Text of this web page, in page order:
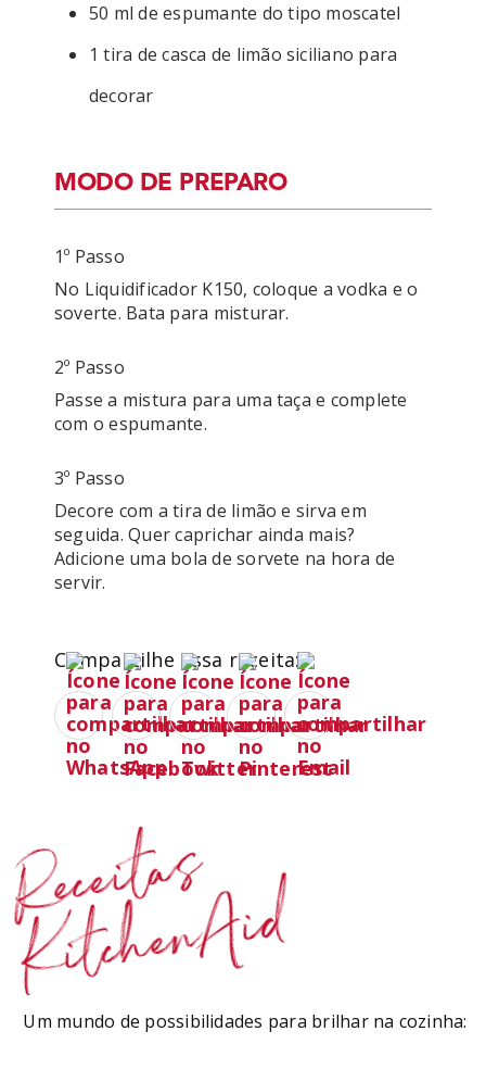
50 ml de espumante do tipo moscatel
1 tira de casca de limão siciliano para
decorar
MODO DE PREPARO
1º Passo
No Liquidificador K150, coloque a vodka e o
2º Passo
Passe a mistura para uma taça e complete
com o espumante.
3º Passo
Decore com a tira de limão e sirva em
seguida. Quer caprichar ainda mais?
Adicione uma bola de sorvete na hora de
servir.
Compartilhe essa receita:
Receitas
KitchenAid
Um mundo de possibilidades para brilhar na cozinha: